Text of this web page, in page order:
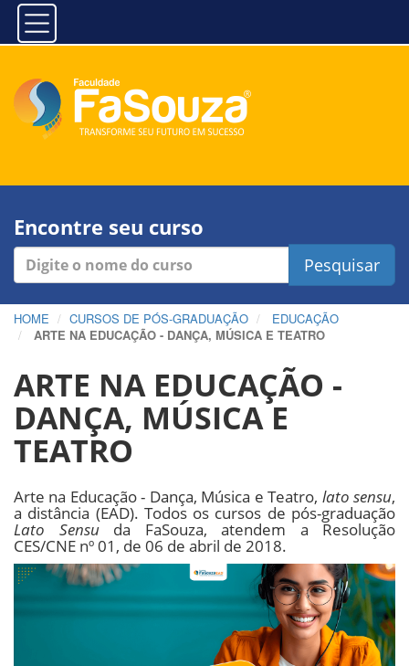
Encontre seu curso
Pesquisar
HOME CURSOS DE PÓS-GRADUAÇÃO
EDUCAÇÃO
ARTE NA EDUCAÇÃO - DANÇA, MÚSICA E TEATRO
ARTE NA EDUCAÇÃO -
DANÇA, MÚSICA E
TEATRO
Arte na Educação - Dança, Música e Teatro, lato sensu,
a distância (EAD). Todos os cursos de pós-graduação
Lato Sensuda FaSouza, atendem a Resolução
CES/CNE nº 01, de 06 de abril de 2018.